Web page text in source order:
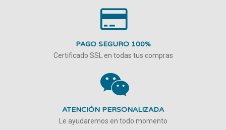
PAGO SEGURO 100%
Certificado SSL en todas tus compras
ATENCIÓN PERSONALIZADA
Le ayudaremos en todo momento